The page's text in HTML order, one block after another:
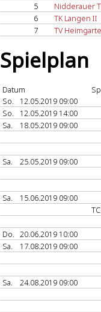
5
Nidderauer
6
TK Langen II
7
TV
Spielplan
Datum
So.
12.05.2019 09:00
So.
12.05.2019 14:00
Sa.
18.05.2019 09:00
Sa. 25.05.2019 09:00
Sa.
15.06.2019 09:00
Do. 20.06.2019 10:00
Sa.
17.08.2019 09:00
Sa. 24.08.2019 09:00